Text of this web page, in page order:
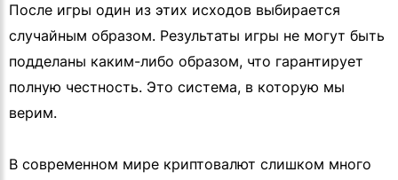
После игры один из этих исходов выбирается
случайным образом. Результаты игры не могут быть
подделаны каким-либо образом, что гарантирует
полную честность. Это система, в которую мы
верим.
В современном мире криптовалют слишком много